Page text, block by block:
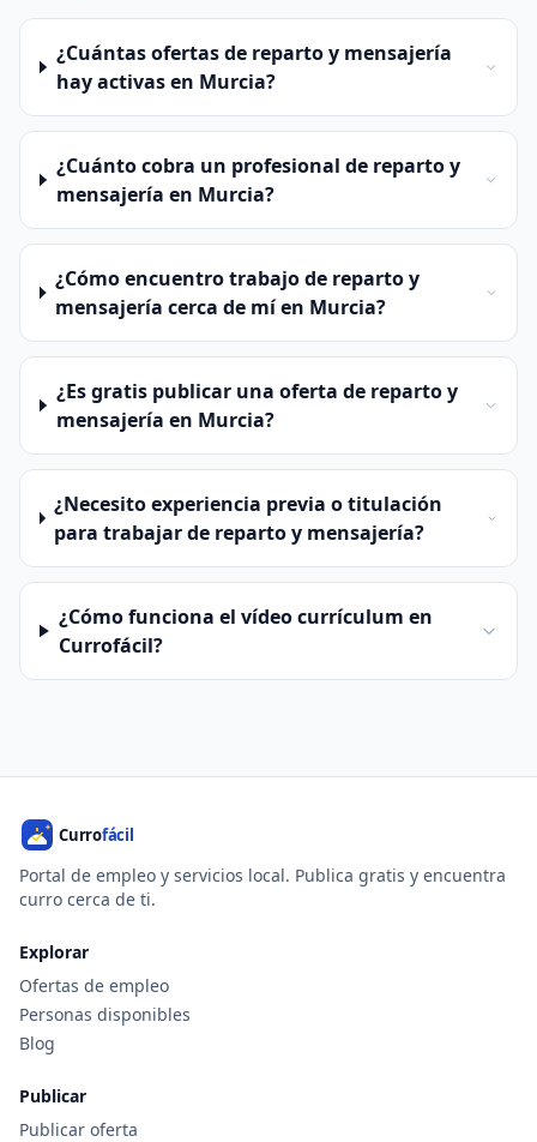
¿Cuántas ofertas de reparto y mensajería
hay activas en Murcia?
¿Cuánto cobra un profesional de reparto y
mensajería en Murcia?
¿Cómo encuentro trabajo de reparto y
mensajería cerca de mí en Murcia?
¿Es gratis publicar una oferta de reparto y
mensajería en Murcia?
¿Necesito experiencia previa o titulación
para trabajar de reparto y mensajería?
¿Cómo funciona el vídeo currículum en
Currofácil?
Portal de empleo y servicios local. Publica gratis y encuentra
curro cerca de ti.
Explorar
Ofertas de empleo
Personas disponibles
Blog
Publicar
Publicar oferta